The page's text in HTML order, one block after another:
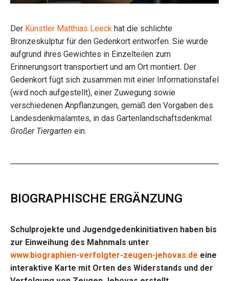
Der Künstler Matthias Leeck hat die schlichte
Bronzeskulptur für den Gedenkort entworfen. Sie wurde
aufgrund ihres Gewichtes in Einzelteilen zum
Erinnerungsort transportiert und am Ort montiert. Der
Gedenkort fügt sich zusammen mit einer Informationstafel
(wird noch aufgestellt), einer Zuwegung sowie
verschiedenen Anpflanzungen, gemäß den Vorgaben des
Landesdenkmalamtes, in das Gartenlandschaftsdenkmal
Großer Tiergarten ein.
BIOGRAPHISCHE ERGÄNZUNG
Schulprojekte und Jugendgedenkinitiativen haben bis
zur Einweihung des Mahnmals unter
www.biographien-verfolgter-zeugen-jehovas.de eine
interaktive Karte mit Orten des Widerstands und der